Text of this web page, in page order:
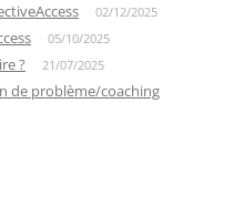
02/12/2025
05/10/2025
? 21/07/2025
de problème/coaching